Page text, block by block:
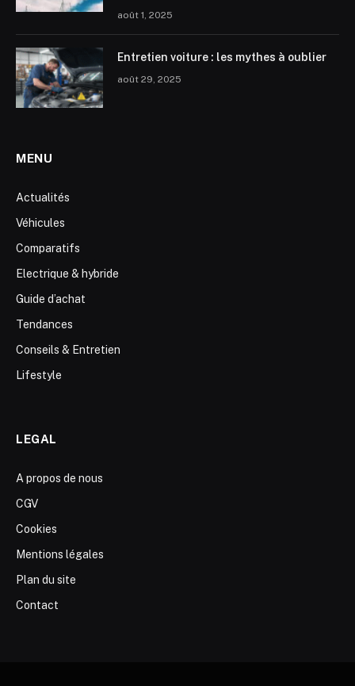
août 1, 2025
Entretien voiture : les mythes à oublier
août 29, 2025
MENU
Actualités
Véhicules
Comparatifs
Electrique & hybride
Guide d’achat
Tendances
Conseils & Entretien
Lifestyle
LEGAL
A propos de nous
CGV
Cookies
Mentions légales
Plan du site
Contact